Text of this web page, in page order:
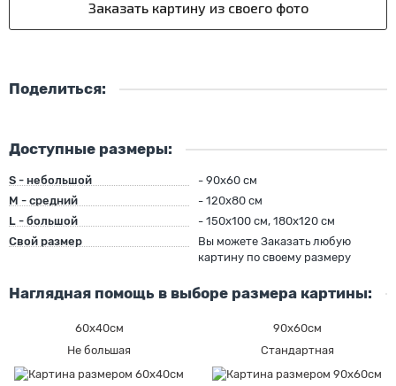
Поделиться:
Доступные размеры:
S - небольшой
- 90х60 см
M - средний
- 120х80 см
L - большой
- 150х100 см, 180х120 см
Свой размер
Вы можете Заказать любую
картину по своему размеру
Наглядная помощь в выборе размера картины:
60х40см
Не большая
90х60см
Стандартная